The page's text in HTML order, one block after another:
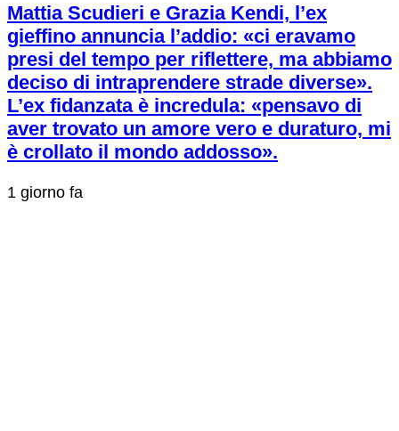
Mattia Scudieri e Grazia Kendi, l’ex
gieffino annuncia l’addio: «ci eravamo
presi del tempo per riflettere, ma abbiamo
deciso di intraprendere strade diverse».
L’ex fidanzata è incredula: «pensavo di
aver trovato un amore vero e duraturo, mi
è crollato il mondo addosso».
1 giorno fa